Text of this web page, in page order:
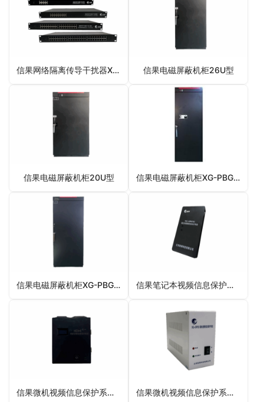
信果网络隔离传导干扰器XG-001型 信果电磁屏蔽机柜26U型
信果电磁屏蔽机柜20U型 信果电磁屏蔽机柜XG-PBG01型
信果电磁屏蔽机柜XG-PBG型 信果笔记本视频信息保护系统XG-SP03II型
信果微机视频信息保护系统HDMI型 信果微机视频信息保护系统XG-SP03型